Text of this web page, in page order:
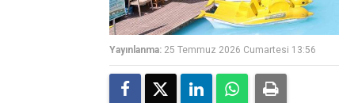
Yayınlanma: 25 Temmuz 2026 Cumartesi 13:56